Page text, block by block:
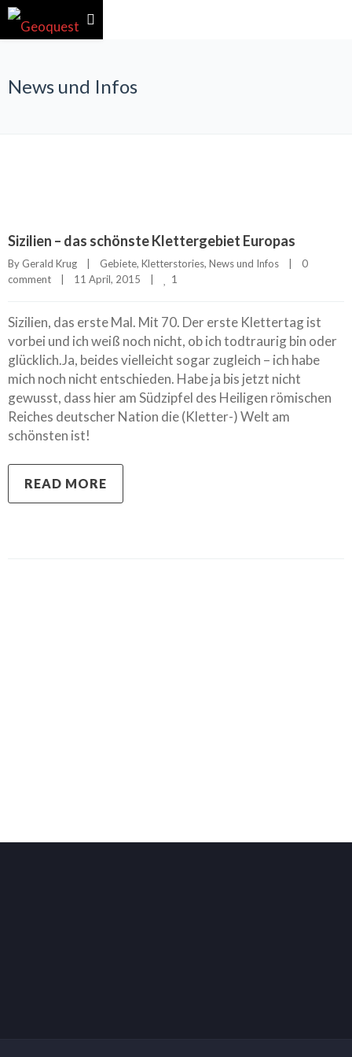
News und Infos
Sizilien – das schönste Klettergebiet Europas
By Gerald Krug Gebiete, Kletterstories, News und Infos
0
comment
11 April, 2015 1
Sizilien, das erste Mal. Mit 70. Der erste Klettertag ist
vorbei und ich weiß noch nicht, ob ich todtraurig bin oder
glücklich.Ja, beides vielleicht sogar zugleich – ich habe
mich noch nicht entschieden. Habe ja bis jetzt nicht
gewusst, dass hier am Südzipfel des Heiligen römischen
Reiches deutscher Nation die (Kletter-) Welt am
schönsten ist!
READ MORE